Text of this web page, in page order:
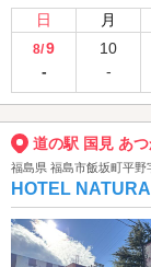
日
月
8/9
-
10
-
道の駅 国見 あ
福島県 福島市飯坂町平野
HOTEL NATURA